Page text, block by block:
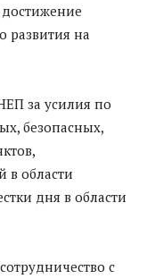
развития на
за усилия по
безопасных,
в области
дня в области
с